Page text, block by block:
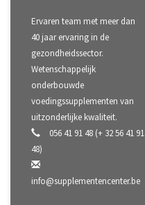
Ervaren team met meer dan
40 jaar ervaring in de
gezondheidssector.
Wetenschappelijk
onderbouwde
voedingssupplementen van
uitzonderlijke kwaliteit.
056 41 91 48 (+ 32 56 41 91
48)
info@supplementencenter.be